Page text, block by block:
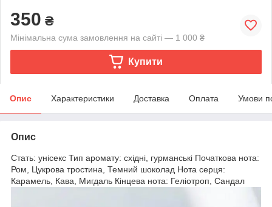
350 ₴
Мінімальна сума замовлення на сайті — 1 000 ₴
Купити
Опис Характеристики Доставка Оплата Умови
Опис
Стать: унісекс Тип аромату: східні, гурманські Початкова нота:
Ром, Цукрова тростина, Темний шоколад Нота серця:
Карамель, Кава, Мигдаль Кінцева нота: Геліотроп, Сандал